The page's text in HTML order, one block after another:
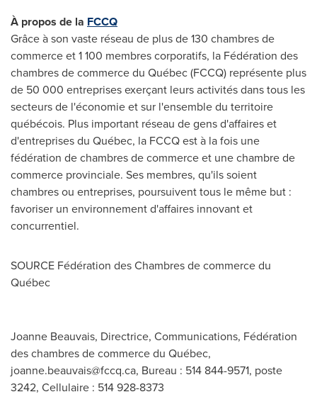
À propos de la FCCQ
Grâce à son vaste réseau de plus de 130 chambres de
commerce et 1 100 membres corporatifs, la Fédération des
chambres de commerce du Québec (FCCQ) représente plus
de 50 000 entreprises exerçant leurs activités dans tous les
secteurs de l'économie et sur l'ensemble du territoire
québécois. Plus important réseau de gens d'affaires et
d'entreprises du Québec, la FCCQ est à la fois une
fédération de chambres de commerce et une chambre de
commerce provinciale. Ses membres, qu'ils soient
chambres ou entreprises, poursuivent tous le même but :
favoriser un environnement d'affaires innovant et
concurrentiel.
SOURCE Fédération des Chambres de commerce du
Québec
Joanne Beauvais, Directrice, Communications, Fédération
des chambres de commerce du Québec,
joanne.beauvais@fccq.ca, Bureau : 514 844-9571, poste
3242, Cellulaire : 514 928-8373